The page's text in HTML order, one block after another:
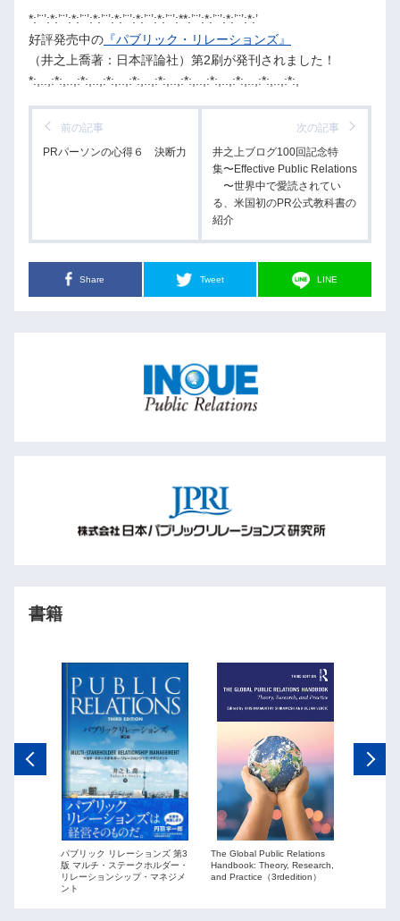
*:’¨’:*:’¨’:*:’¨’:*:’¨’:*:’¨’:*:’¨’:*:’¨’:**:’¨’:*:’¨’:*:’¨’:*:’
好評発売中の 『パブリック・リレーションズ』
（井之上喬著：日本評論社）第2刷が発刊されました！
*:,..,:*:,..,:*:,..,:*:,..,:*:,..,:*:,..,:*:,..,:*:,..,:*:,..,:*:,..,:*:,
前の記事
PRパーソンの心得６ 決断力
次の記事
井之上ブログ100回記念特
集〜Effective Public Relations
〜世界中で愛読されてい
る、米国初のPR公式教科書の
紹介
Share Tweet LINE
書籍
パブリック リレーションズ 第3
版 マルチ・ステークホルダー・
リレーションシップ・マネジメ
ント
The Global Public Relations
Handbook: Theory, Research,
and Practice（3rdedition）